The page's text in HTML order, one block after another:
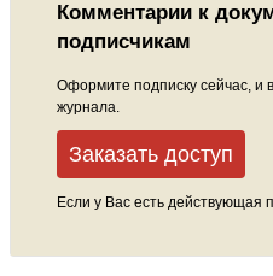
Комментарии к
подписчикам
Оформите подписку сейчас, и
журнала.
Заказать доступ
Если у Вас есть действующая